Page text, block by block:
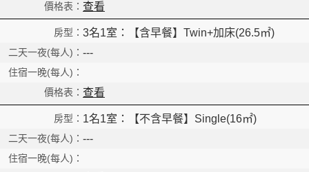
查看
3名1室：【含早餐】Twin+加床(26.5㎡)
---
查看
1名1室：【不含早餐】Single(16㎡)
---